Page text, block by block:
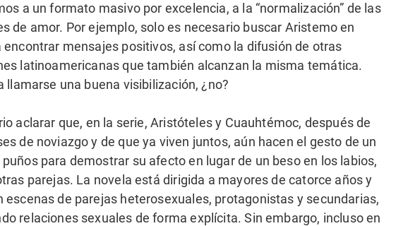
a un formato masivo por excelencia, a la “normalización” de las
de amor. Por ejemplo, solo es necesario buscar Aristemo en
encontrar mensajes positivos, así como la difusión de otras
latinoamericanas que también alcanzan la misma temática.
llamarse una buena visibilización, ¿no?
aclarar que, en la serie, Aristóteles y Cuauhtémoc, después de
de noviazgo y de que ya viven juntos, aún hacen el gesto de un
para demostrar su afecto en lugar de un beso en los labios,
parejas. La novela está dirigida a mayores de catorce años y
escenas de parejas heterosexuales, protagonistas y secundarias,
relaciones sexuales de forma explícita. Sin embargo, incluso en